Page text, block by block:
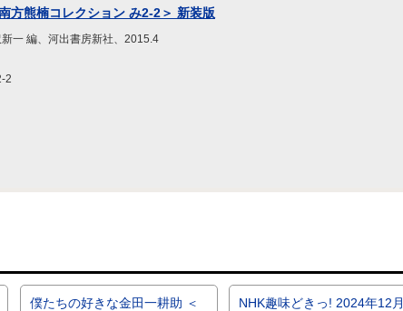
方熊楠コレクション み2-2＞ 新装版
一 編、河出書房新社、2015.4
2
僕たちの好きな金田一耕助 ＜
NHK趣味どきっ! 2024年12月